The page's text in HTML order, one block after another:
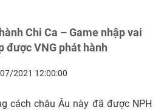
Chi Ca – Game nhập vai
được VNG phát hành
2021 12:00:00
cách châu Âu này đã được NPH